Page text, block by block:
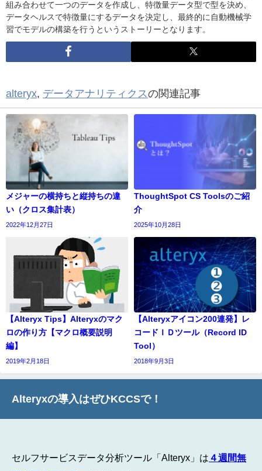
組み合わせて一つのデータを作成し、特徴量データ型で型を決め、
データヘルスで特徴量にするデータを決定し、最終的に自動機械学
習でモデルの構築を行うというストーリーとなります。
alteryx, データアナリティクスの関連記事
メジャーの横持ちと縦持ちの違
い（クロス集計表）
2022年12月27日
ThoughtSpot CS Toolsのご紹
介
2025年10月28日
【Alteryx Tips】Alteryxのマク
ロの作り方【マクロ概要説明
編】
2019年2月18日
【Alteryxアイコン200連発】レ
コードＩＤツール（Record ID
Tool）
2018年9月3日
Alteryxの導入はぜひKCCSで！
セルフサービスデータ分析ツール「Alteryx」は ４週間無